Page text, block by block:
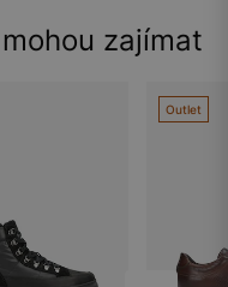
zajímat
Outlet